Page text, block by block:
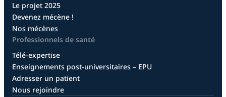
Le projet 2025
Devenez mécène !
Nos mécènes
Professionnels de santé
Télé-expertise
Enseignements post-universitaires – EPU
Adresser un patient
Nous rejoindre